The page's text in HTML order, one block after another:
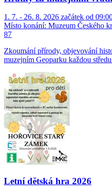
1. 7. - 26. 8. 2026 začátek od
Místo konání: Muzeum Českého
87
Zkoumání přírody, objevování
muzejním Geoparku každou
Letní dětská hra 2026